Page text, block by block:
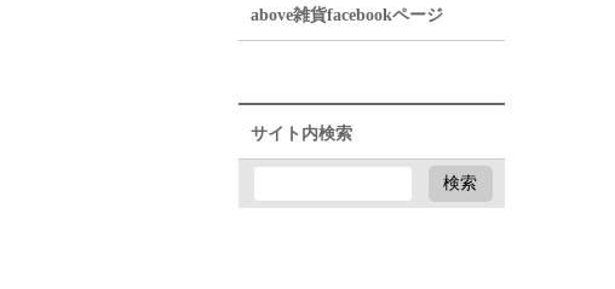
above雑貨facebookページ
サイト内検索